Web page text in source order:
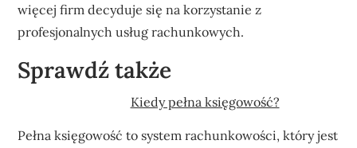
więcej firm decyduje się na korzystanie z
profesjonalnych usług rachunkowych.
Sprawdź także
Kiedy pełna księgowość?
Pełna księgowość to system rachunkowości, który jest